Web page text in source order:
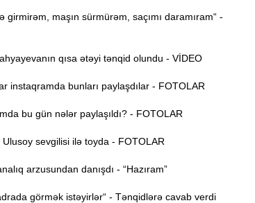
maşın sürmürəm, saçımı daramıram“ -
qısa ətəyi tənqid olundu - VİDEO
instaqramda bunları paylaşdılar - FOTOLAR
bu gün nələr paylaşıldı? - FOTOLAR
sevgilisi ilə toyda - FOTOLAR
arzusundan danışdı - “Hazıram”
görmək istəyirlər“ - Tənqidlərə cavab verdi